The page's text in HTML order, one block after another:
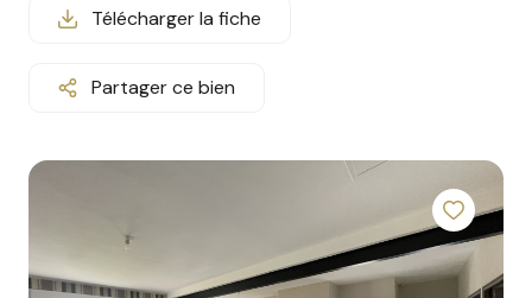
APPARTEMENTS
IMMEUBLES
VENDUS
APPARTEMENTS
Locations
agences
REVEL
Avis
RevelTélécharger la fiche
Partager ce bien